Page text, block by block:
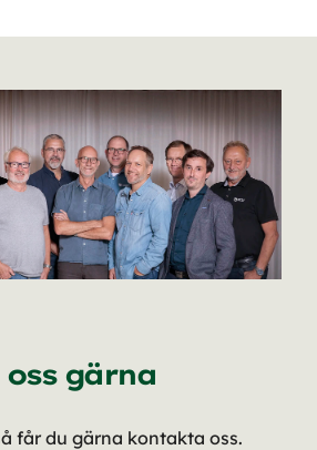
gärna
får du gärna kontakta oss.